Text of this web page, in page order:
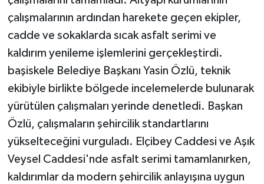
çalışmalarının ardından harekete geçen ekipler,
cadde ve sokaklarda sıcak asfalt serimi ve
kaldırım yenileme işlemlerini gerçekleştirdi.
başiskele Belediye Başkanı Yasin Özlü, teknik
ekibiyle birlikte bölgede incelemelerde bulunarak
yürütülen çalışmaları yerinde denetledi. Başkan
Özlü, çalışmaların şehircilik standartlarını
yükselteceğini vurguladı. Elçibey Caddesi ve Aşık
Veysel Caddesi'nde asfalt serimi tamamlanırken,
kaldırımlar da modern şehircilik anlayışına uygun